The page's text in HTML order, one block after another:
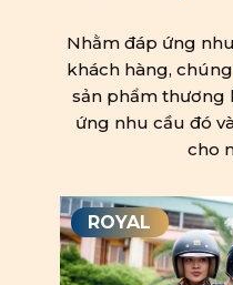
Nhằm đáp ứng
khách hàng,
sản phẩm thương
ứng nhu cầu đó
cho
ROYAL